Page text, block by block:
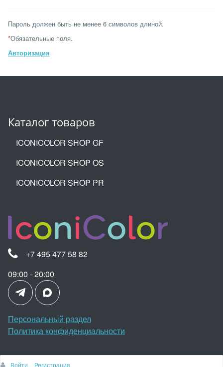
Пароль должен быть не менее 6 символов длиной.
*Обязательные поля.
Авторизация
Каталог товаров
ICONICOLOR SHOP GF
ICONICOLOR SHOP OS
ICONICOLOR SHOP PR
+7 495 477 58 82
09:00 - 20:00
Персональный раздел
Политика конфиденциальности
Войти Регистрация